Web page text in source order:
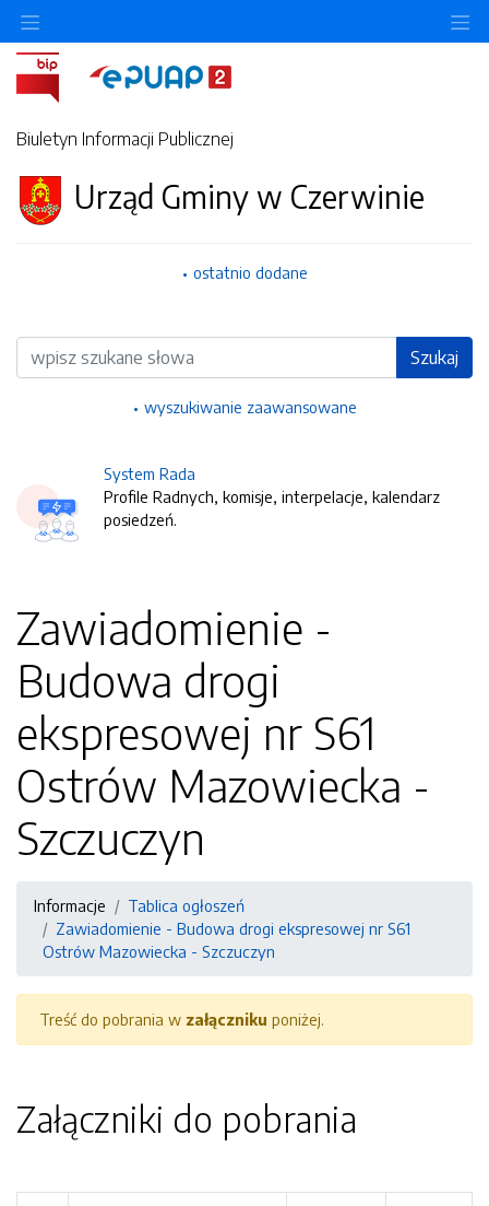
Biuletyn Informacji Publicznej
Urząd Gminy w Czerwinie
ostatnio dodane
Wyszukiwarka Szukaj
wyszukiwanie zaawansowane
System Rada
Profile Radnych, komisje, interpelacje, kalendarz
posiedzeń.
Zawiadomienie -
Budowa drogi
ekspresowej nr S61
Ostrów Mazowiecka -
Szczuczyn
Informacje
Tablica ogłoszeń
Zawiadomienie - Budowa drogi ekspresowej nr S61
Ostrów Mazowiecka - Szczuczyn
Treść do pobrania w załączniku poniżej.
Załączniki do pobrania